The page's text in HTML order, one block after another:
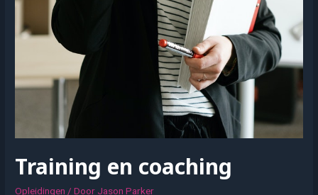
Training en coaching
Opleidingen / Door Jason Parker